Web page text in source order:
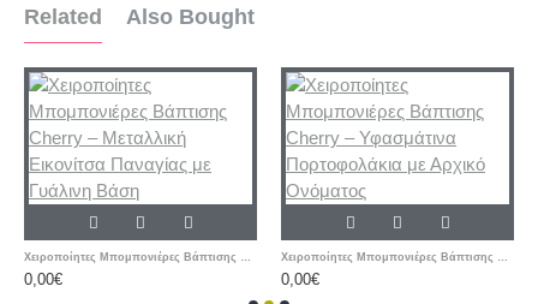
Related Also Bought
Χειροποίητες Μπομπονιέρες Βάπτισης Cherry – Μεταλλική Εικονίτσα Παναγίας με Γυάλινη Βάση
0,00€
Χειροποίητες Μπομπονιέρες Βάπτισης Cherry – Υφασμάτινα Πορτοφολάκια με Αρχικό Ονόματος
0,00€